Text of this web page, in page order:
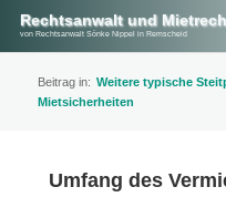
Rechtsanwalt und
von Rechtsanwalt Sönke Nippel in Remscheid
Beitrag in: Weitere typische
Mietsicherheiten
Umfang des